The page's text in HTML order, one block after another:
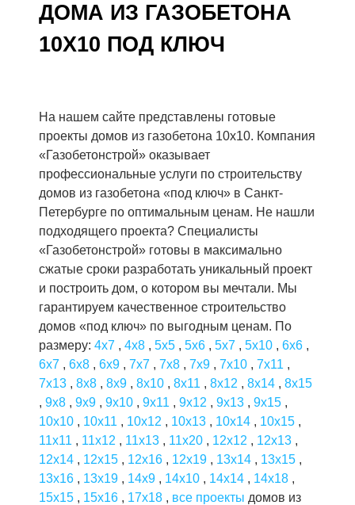
ДОМА ИЗ ГАЗОБЕТОНА
10Х10 ПОД КЛЮЧ
На нашем сайте представлены готовые
проекты домов из газобетона 10x10. Компания
«Газобетонстрой» оказывает
профессиональные услуги по строительству
домов из газобетона «под ключ» в Санкт-
Петербурге по оптимальным ценам. Не нашли
подходящего проекта? Специалисты
«Газобетонстрой» готовы в максимально
сжатые сроки разработать уникальный проект
и построить дом, о котором вы мечтали. Мы
гарантируем качественное строительство
домов «под ключ» по выгодным ценам. По
размеру: 4x7 , 4x8 , 5x5 , 5x6 , 5x7 , 5x10 , 6x6 ,
6x7 , 6x8 , 6x9 , 7x7 , 7x8 , 7x9 , 7x10 , 7x11 ,
7x13 , 8x8 , 8x9 , 8x10 , 8x11 , 8x12 , 8x14 , 8x15
, 9x8 , 9x9 , 9x10 , 9x11 , 9x12 , 9x13 , 9x15 ,
10x10 , 10x11 , 10x12 , 10x13 , 10x14 , 10x15 ,
11x11 , 11x12 , 11x13 , 11x20 , 12x12 , 12x13 ,
12x14 , 12x15 , 12x16 , 12x19 , 13x14 , 13x15 ,
13x16 , 13x19 , 14x9 , 14x10 , 14x14 , 14x18 ,
15x15 , 15x16 , 17x18 , все проекты домов из